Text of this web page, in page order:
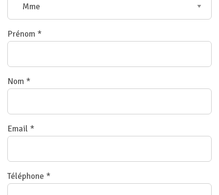
Prénom *
Nom *
Email *
Téléphone *